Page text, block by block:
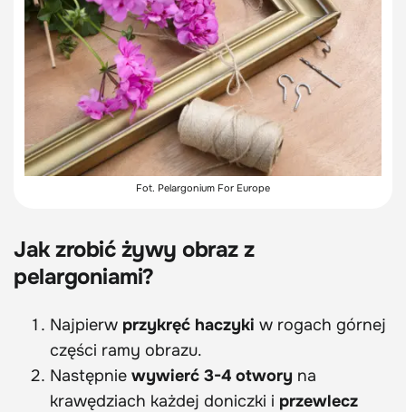
Fot. Pelargonium For Europe
Jak zrobić żywy obraz z
pelargoniami?
Najpierw przykręć haczyki w rogach górnej
części ramy obrazu.
Następnie wywierć 3-4 otwory na
krawędziach każdej doniczki i przewlecz